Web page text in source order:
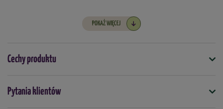
rozprowadzając go po powierzchni gleby. Po aplikacji zaleca się
zagrabienie. W przypadku już założonego trawnika, najlepiej
przeprowadzić zabieg po
POKAŻ WIĘCEJ
Cechy produktu
Symbol
5901875010239
Pytania klientów